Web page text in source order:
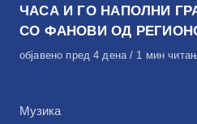
ЧАСА И ГО НАПОЛНИ
СО ФАНОВИ ОД
Објавено
објавено пред 4 дена 1 мин
КАтегорија
Музика